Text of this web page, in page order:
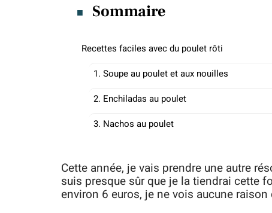
Sommaire
Recettes faciles avec du poulet rôti
1. Soupe au poulet et aux nouilles
2. Enchiladas au poulet
3. Nachos au poulet
Cette année, je vais prendre une autre
suis presque sûr que je la tiendrai cette
environ 6 euros, je ne vois aucune raison